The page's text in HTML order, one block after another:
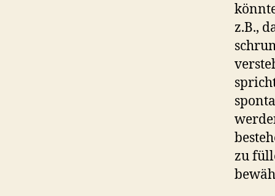
z.B.,
zu